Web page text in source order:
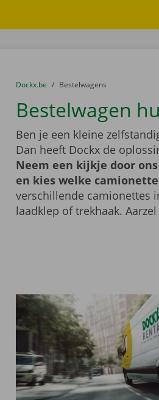
U bevindt zich hier:
van
Dockx.be naar
Bestelwagens
Bestelwagen
Ben je een kleine
Dan heeft Dockx de
Neem een kijkje door
en kies welke
verschillende camionettes
laadklep of trekhaak.